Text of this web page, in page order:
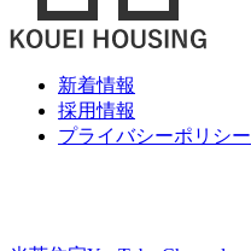
新着情報
採用情報
プライバシーポリシー